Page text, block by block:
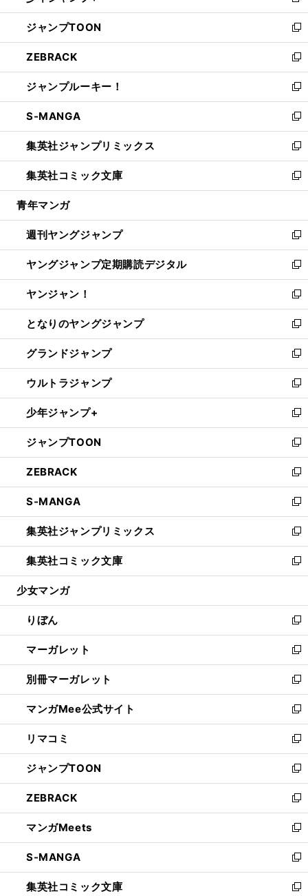
開
く
ウ
で
開
く
ン
ド
ウ
で
開
く
ウ
ィ
ン
ド
ウ
で
開
く
し
い
ウ
ィ
ン
ド
ウ
で
開
く
ジャンプTOON
新
し
い
ウ
ィ
ン
ド
ウ
で
開
く
ZEBRACK
新
し
い
ウ
ィ
ン
ド
ウ
で
開
ジャンプルーキー！
新
し
い
ウ
ィ
ン
ド
ウ
開
く
S-MANGA
新
し
い
ウ
ィ
ン
ウ
で
開
く
集英社ジャンプリミックス
新
し
い
ウ
ン
ド
ウ
で
開
く
集英社コミック文庫
新
し
ウ
ィ
ン
ド
ウ
で
開
く
青年マンガ
週刊ヤングジャンプ
新
し
い
ウ
ィ
ン
ド
ウ
で
開
く
ヤングジャンプ定期購読デジタル
新
し
い
ウ
ィ
ン
ド
ウ
で
開
く
ヤンジャン！
新
し
い
ウ
ィ
ン
ド
ウ
で
開
く
となりのヤングジャンプ
新
し
い
ウ
ィ
ン
ド
ウ
で
開
く
グランドジャンプ
新
し
い
ウ
ィ
ン
ド
ウ
で
開
く
ウルトラジャンプ
新
し
い
ウ
ィ
ン
ド
ウ
で
開
く
少年ジャンプ+
新
し
い
ウ
ィ
ン
ド
ウ
で
開
く
ジャンプTOON
新
し
い
ウ
ィ
ン
ド
ウ
で
開
ZEBRACK
新
し
い
ウ
ィ
ン
ド
ウ
開
く
S-MANGA
新
し
い
ウ
ィ
ン
ウ
で
開
く
集英社ジャンプリミックス
新
し
い
ウ
ン
ド
ウ
で
開
く
集英社コミック文庫
新
し
ウ
ィ
ン
ド
ウ
で
開
く
少女マンガ
りぼん
新
し
い
ウ
ィ
ン
ド
ウ
で
開
く
マーガレット
新
し
い
ウ
ィ
ン
ド
ウ
で
開
く
別冊マーガレット
新
し
い
ウ
ィ
ン
ド
ウ
で
開
く
マンガMee公式サイト
新
し
い
ウ
ィ
ン
ド
ウ
で
開
く
リマコミ
新
し
い
ウ
ィ
ン
ド
ウ
で
開
く
ジャンプTOON
新
し
い
ウ
ィ
ン
ド
ウ
で
ZEBRACK
新
し
い
ウ
ィ
ン
ド
マンガMeets
新
し
い
ウ
ィ
S-MANGA
新
し
い
集英社コミック文庫 新